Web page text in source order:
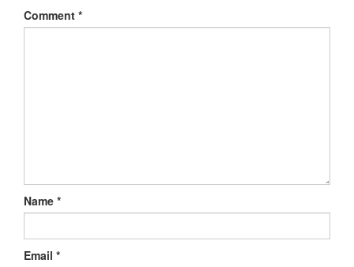
Comment *
Name *
Email *